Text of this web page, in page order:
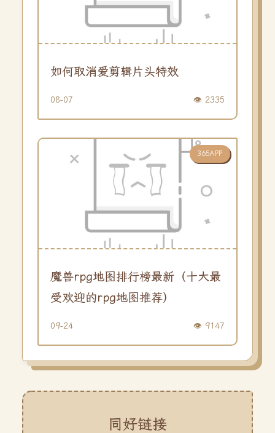
如何取消爱剪辑片头特效
08-07 👁️ 2335
365APP
魔兽rpg地图排行榜最新（十大最
受欢迎的rpg地图推荐）
09-24 👁️ 9147
同好链接